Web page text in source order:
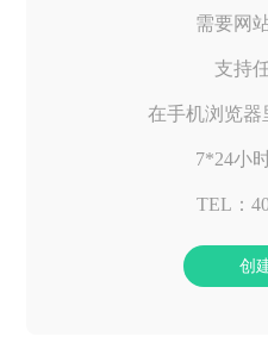
需要网
支持
在手机浏览器
7*24小
TEL：
创